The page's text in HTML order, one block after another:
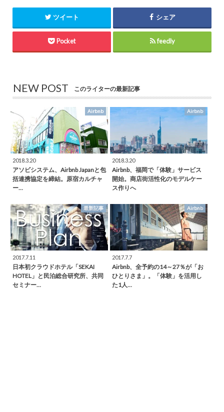
ツイート シェア
Pocket feedly
NEW POST このライターの最新記事
Airbnb
2018.3.20
アソビシステム、Airbnb Japanと包
括連携協定を締結。原宿カルチャ
ー…
Airbnb
2018.3.20
Airbnb、福岡で「体験」サービス
開始。商店街活性化のモデルケー
ス作りへ
最新記事
2017.7.11
日本初クラウドホテル「SEKAI
HOTEL」と民泊総合研究所、共同
セミナー…
Airbnb
2017.7.7
Airbnb、全予約の14～27％が「お
ひとりさま」。「体験」を活用し
た1人…